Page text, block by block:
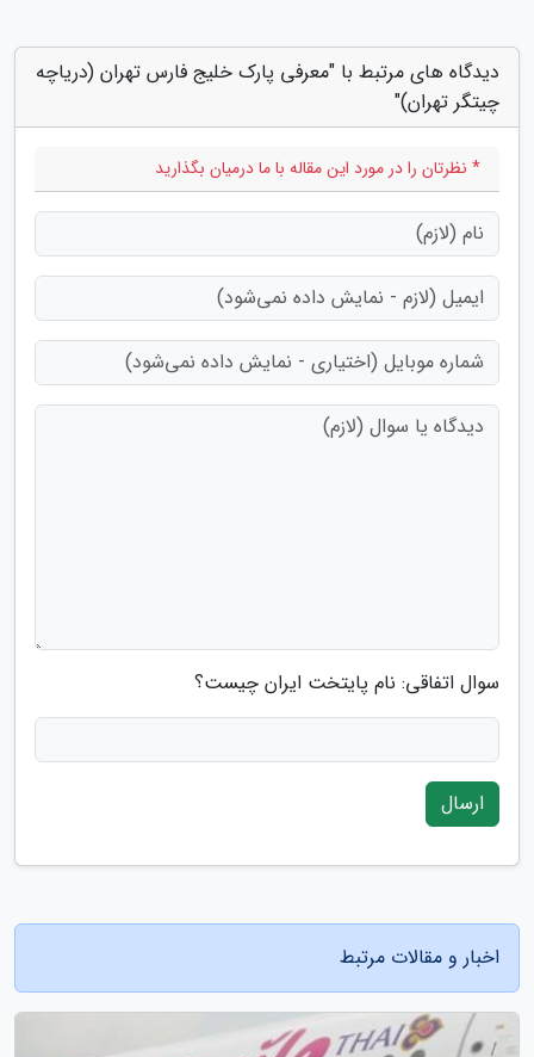
دیدگاه های مرتبط با "معرفی پارک خلیج فارس تهران (دریاچه
چیتگر تهران)"
* نظرتان را در مورد این مقاله با ما درمیان بگذارید
سوال اتفاقی: نام پایتخت ایران چیست؟
ارسال
اخبار و مقالات مرتبط